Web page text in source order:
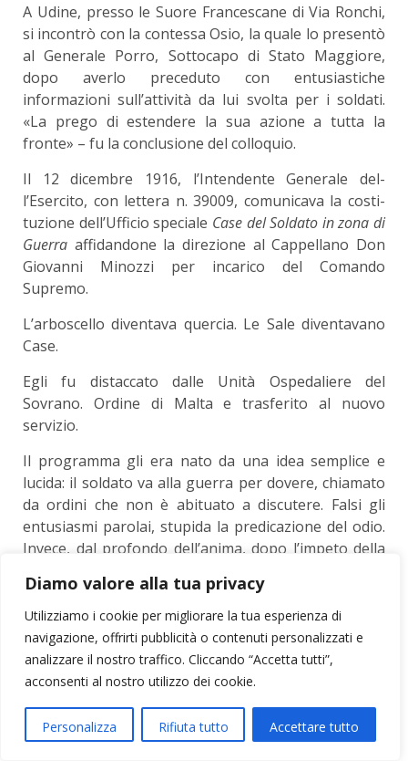
Diamo valore alla tua privacy
Utilizziamo i cookie per migliorare la tua esperienza di
navigazione, offrirti pubblicità o contenuti personalizzati e
analizzare il nostro traffico. Cliccando “Accetta tutti”,
acconsenti al nostro utilizzo dei cookie.
Personalizza Rifiuta tutto Accettare tutto
A Udine, presso le Suore Francescane di Via Ronchi,
si incontrò con la contessa Osio, la quale lo presentò
al Generale Porro, Sottocapo di Stato Maggiore,
dopo averlo preceduto con entusiastiche
informazioni sull’attività da lui svolta per i soldati.
«La prego di estendere la sua azione a tutta la
fronte» – fu la conclusione del colloquio.
Il 12 dicembre 1916, l’Intendente Generale del­
l’Esercito, con lettera n. 39009, comunicava la costi­
tuzione dell’Ufficio speciale Case del Soldato in zona di
Guerra affidandone la direzione al Cappel­lano Don
Giovanni Minozzi per incarico del Comando
Supremo.
L’arboscello diventava quercia. Le Sale diventavano
Case.
Egli fu distaccato dalle Unità Ospedaliere del
Sovrano. Ordine di Malta e trasferito al nuovo
servizio.
Il programma gli era nato da una idea semplice e
lucida: il soldato va alla guerra per dovere, chia­mato
da ordini che non è abituato a discutere. Falsi gli
entusiasmi parolai, stupida la predicazione del odio.
Invece, dal profondo dell’anima, dopo l’im­peto della
l’aspirazione alla pace, alla tranquillità, alla giustizia. I
soldati vogliono l’esempio del dovere compiuto con
disciplina e sentito come sacro; cer­cano riposo,
serenità, conforto, svago, un qualche lasso di tempo
per riconciliarsi con la vita; apprezzano
l’ascolto dei loro sfoghi.